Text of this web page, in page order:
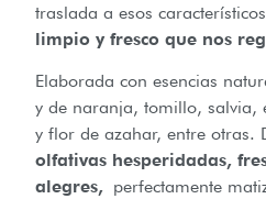
traslada a esos característicos
limpio y fresco que nos
Elaborada con esencias
y de naranja, tomillo, salvia,
y flor de azahar, entre otras.
olfativas hesperidadas,
alegres, perfectamente